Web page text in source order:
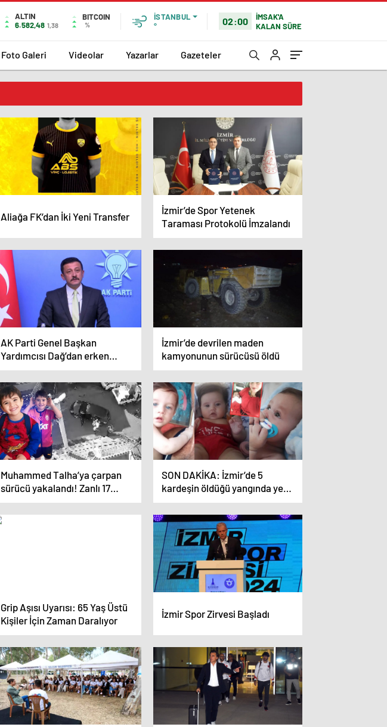
ALTIN
6.582,48 1,38
BITCOIN
%
İSTANBUL
°
02:00
İMSAK'A
KALAN SÜRE
Foto Galeri Videolar Yazarlar Gazeteler
Aliağa FK’dan İki Yeni Transfer
İzmir’de Spor Yetenek
Taraması Protokolü İmzalandı
AK Parti Genel Başkan
Yardımcısı Dağ’dan erken
seçim çıkışı: Herkes işine
baksın
İzmir’de devrilen maden
kamyonunun sürücüsü öldü
Muhammed Talha’ya çarpan
sürücü yakalandı! Zanlı 17
yaşında ve…
SON DAKİKA: İzmir’de 5
kardeşin öldüğü yangında yeni
detaylar! Anne kapıyı kilitleyip
gitmiş üst üste…
Grip Aşısı Uyarısı: 65 Yaş Üstü
Kişiler İçin Zaman Daralıyor
İzmir Spor Zirvesi Başladı